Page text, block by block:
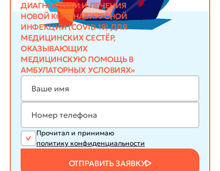
ДИАГНОСТИКИ И ЛЕЧЕНИЯ
НОВОЙ КОРОНАВИРУСНОЙ
ИНФЕКЦИИ (COVID-19) ДЛЯ
МЕДИЦИНСКИХ СЕСТЁР,
ОКАЗЫВАЮЩИХ
МЕДИЦИНСКУЮ ПОМОЩЬ В
АМБУЛАТОРНЫХ УСЛОВИЯХ»
Прочитал и принимаю
политику конфиденциальности
ОТПРАВИТЬ ЗАЯВКУ